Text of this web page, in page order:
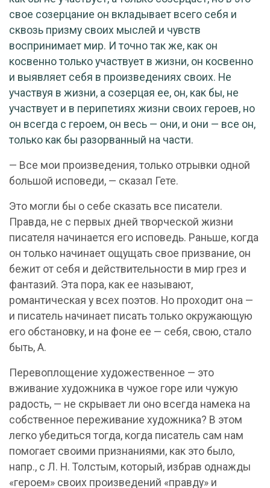
свое созерцание он вкладывает всего себя и
сквозь призму своих мыслей и чувств
воспринимает мир. И точно так же, как он
косвенно только участвует в жизни, он косвенно
и выявляет себя в произведениях своих. Не
участвуя в жизни, а созерцая ее, он, как бы, не
участвует и в перипетиях жизни своих героев, но
он всегда с героем, он весь — они, и они — все он,
только как бы разорванный на части.
— Все мои произведения, только отрывки одной
большой исповеди, — сказал Гете.
Это могли бы о себе сказать все писатели.
Правда, не с первых дней творческой жизни
писателя начинается его исповедь. Раньше, когда
он только начинает ощущать свое призвание, он
бежит от себя и действительности в мир грез и
фантазий. Эта пора, как ее называют,
романтическая у всех поэтов. Но проходит она —
и писатель начинает писать только окружающую
его обстановку, и на фоне ее — себя, свою, стало
быть, А.
Перевоплощение художественное — это
вживание художника в чужое горе или чужую
радость, — не скрывает ли оно всегда намека на
собственное переживание художника? В этом
легко убедиться тогда, когда писатель сам нам
помогает своими признаниями, как это было,
напр., с Л. Н. Толстым, который, избрав однажды
«героем» своих произведений «правду» и